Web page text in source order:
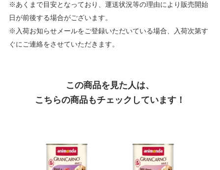
※あくまで目安となっており、運送状況等の理由により販売開始
日が前後する場合がございます。
※入荷お知らせメールをご登録いただいている場合、入荷次第す
ぐにご連絡をさせていただきます。
この商品を見た人は、
こちらの商品もチェックしています！